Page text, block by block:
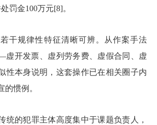
罚金100万元[8]。
干规律性特征清晰可辨。从作案手法
开发票、虚列劳务费、虚假合同、虚
性本身说明，这套操作已在相关圈子内
的惯例。
统的犯罪主体高度集中于课题负责人，